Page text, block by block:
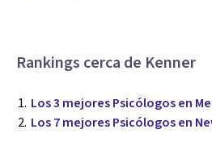
Rankings cerca de Kenner
Los 3 mejores Psicólogos en
Los 7 mejores Psicólogos en